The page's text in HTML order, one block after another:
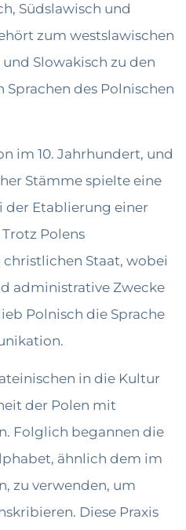
Südslawisch und
zum westslawischen
Slowakisch zu den
des Polnischen
im 10. Jahrhundert, und
Stämme spielte eine
der Etablierung einer
Polens
Staat, wobei
administrative Zwecke
Polnisch die Sprache
in die Kultur
der Polen mit
Folglich begannen die
ähnlich dem im
zu verwenden, um
Diese Praxis